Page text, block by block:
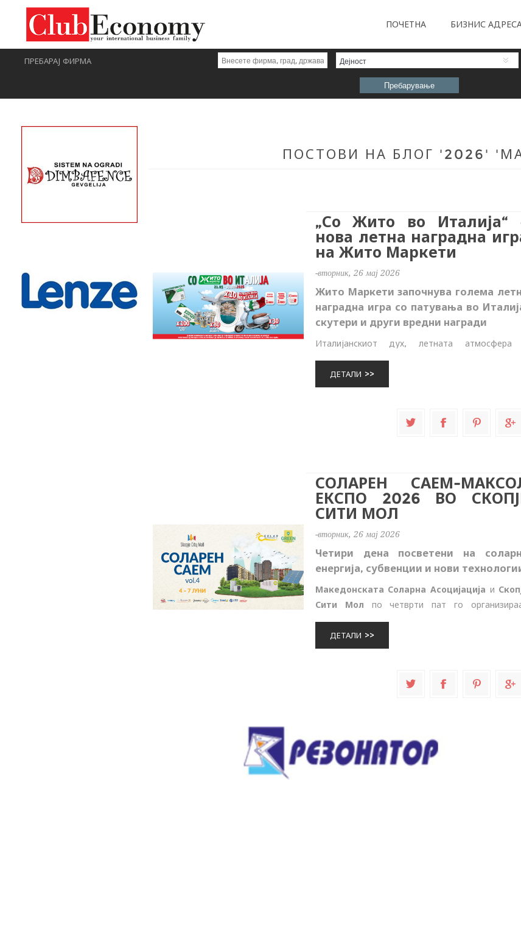
ПОЧЕТНА БИЗНИС
ПРЕБАРАЈ ФИРМА Дејност
ПОСТОВИ НА БЛОГ '2026'
„Со Жито во Италија“
нова летна наградна
на Жито Маркети
-вторник, 26 мај 2026
Жито Маркети започнува голема
наградна игра со патувања во
скутери и други вредни награди
Италијанскиот дух, летната атмосфера
возбудата од наградите пристигнуваат во
Маркети. Со новата наградна игра „Со Жито
Италија“, потрошувачите ќе имаат
ДЕТАЛИ
СОЛАРЕН САЕМ-
ЕКСПО 2026 ВО
СИТИ МОЛ
-вторник, 26 мај 2026
Четири дена посветени на
енергија, субвенции и нови
Македонската Соларна Асоцијација и
Сити Мол по четврти пат го
СОЛАРНИОТ САЕМ -
годинава ќе се одржи од 4 до 7 јуни во
Сити Мол.
ДЕТАЛИ